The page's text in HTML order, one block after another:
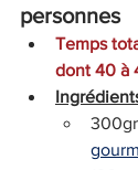
personnes
Temps
dont 40 à